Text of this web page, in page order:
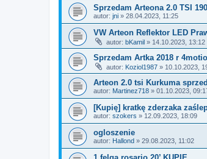
Sprzedam Arteona 2.0 TSI
autor: jni » 28.04.2023, 11:25
VW Arteon Reflektor LED
autor: bKamil » 14.10.2023, 13:12
Sprzedam Artka 2018 r
autor: Koziol1987 » 10.10.2023,
Arteon 2.0 tsi Kurkuma
autor: Martinez718 » 01.10.2023,
[Kupię] kratkę zderzaka
autor: szokers » 12.09.2023, 18:09
ogloszenie
autor: Hallond » 29.08.2023, 11:02